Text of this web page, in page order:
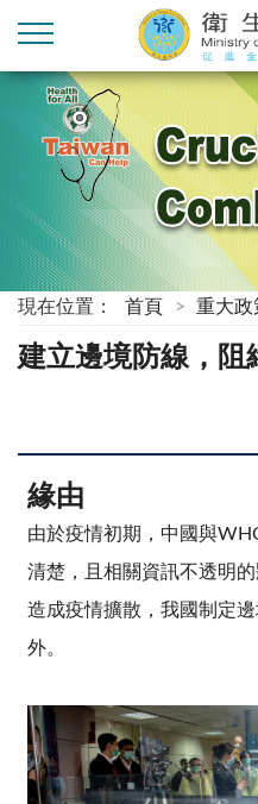
現在位置： 首頁 重大政
建立邊境防線，阻
緣由
由於疫情初期，中國與
清楚，且相關資訊不透明
造成疫情擴散，我國制定
外。